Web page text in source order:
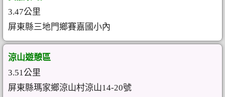
3.47公里
屏東縣三地門鄉賽嘉國小內
涼山遊憩區
3.51公里
屏東縣瑪家鄉涼山村涼山14-20號